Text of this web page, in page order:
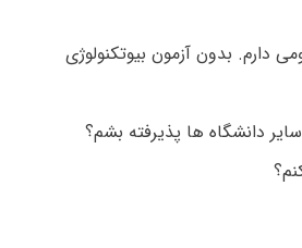
دارم. بدون آزمون بیوتکنولوژی
دانشگاه ها پذیرفته بشم؟